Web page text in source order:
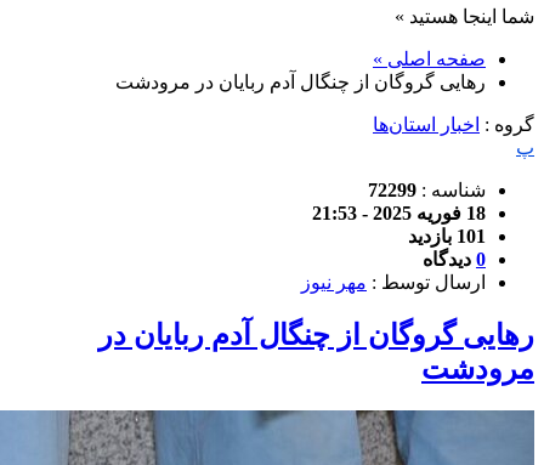
شما اینجا هستید »
صفحه اصلی »
رهایی گروگان از چنگال آدم ربایان در مرودشت
گروه : اخبار استان‌ها
پ
شناسه : 72299
18 فوریه 2025 - 21:53
101 بازدید
0 دیدگاه
ارسال توسط : مهر نیوز
رهایی گروگان از چنگال آدم ربایان در
مرودشت